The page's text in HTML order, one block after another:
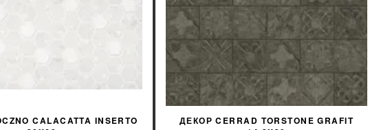
CALACATTA INSERTO
ДЕКОР CERRAD TORSTONE GRAFIT